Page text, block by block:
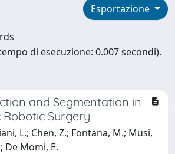
Esportazione
di esecuzione: 0.007 secondi).
and Segmentation in
Surgery
L.; Chen, Z.; Fontana, M.; Musi,
De Momi, E.